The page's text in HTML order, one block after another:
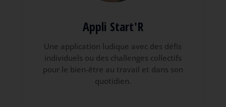
Appli Start'R
Une application ludique avec des défis
individuels ou des challenges collectifs
pour le bien-être au travail et dans son
quotidien.